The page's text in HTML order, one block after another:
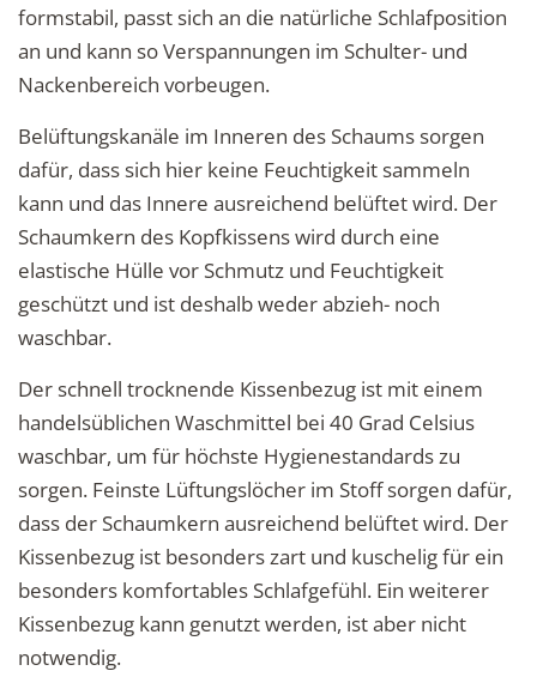
formstabil, passt sich an die natürliche Schlafposition
an und kann so Verspannungen im Schulter- und
Nackenbereich vorbeugen.
Belüftungskanäle im Inneren des Schaums sorgen
dafür, dass sich hier keine Feuchtigkeit sammeln
kann und das Innere ausreichend belüftet wird. Der
Schaumkern des Kopfkissens wird durch eine
elastische Hülle vor Schmutz und Feuchtigkeit
geschützt und ist deshalb weder abzieh- noch
waschbar.
Der schnell trocknende Kissenbezug ist mit einem
handelsüblichen Waschmittel bei 40 Grad Celsius
waschbar, um für höchste Hygienestandards zu
sorgen. Feinste Lüftungslöcher im Stoff sorgen dafür,
dass der Schaumkern ausreichend belüftet wird. Der
Kissenbezug ist besonders zart und kuschelig für ein
besonders komfortables Schlafgefühl. Ein weiterer
Kissenbezug kann genutzt werden, ist aber nicht
notwendig.